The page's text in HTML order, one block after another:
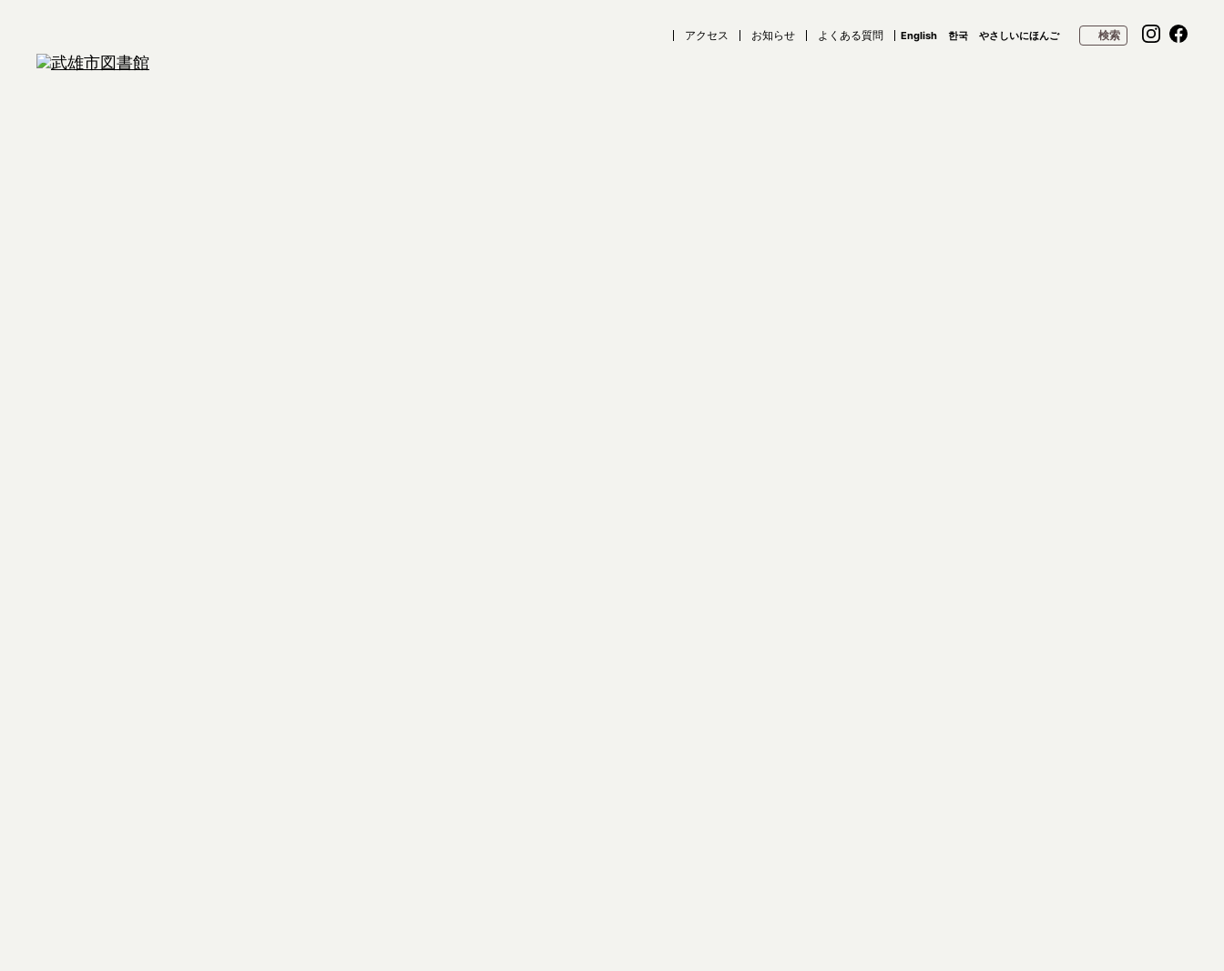
アクセス お知らせ よくある質問 English 한국 やさしいにほんご 検索